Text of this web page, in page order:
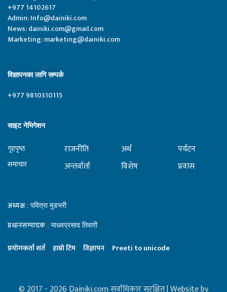
+977 14102617
Admin:Info@dainiki.com
News:dainiki.com@gmail.com
Marketing:marketing@dainiki.com
विज्ञापनका लागि सम्पर्क
+977 9810310115
साइट नेभिगेशन
गृहपृष्‍ठ
समाचार
राजनीति
अन्तर्वार्ता
अर्थ
विशेष
पर्यटन
प्रवास
अध्यक्ष : पवित्रा मुडभरी
प्रधानसम्पादक : माधवप्रसाद तिवारी
प्रयाेगकर्ता शर्त हाम्राे टिम विज्ञापन Preeti to unicode
© 2017 - 2026 Dainiki.com सर्वाधिकार सुरक्षित | Website by